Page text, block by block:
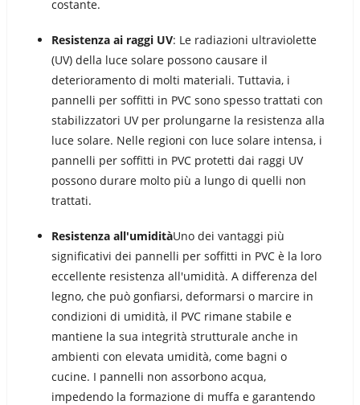
costante.
Resistenza ai raggi UV: Le radiazioni ultraviolette
(UV) della luce solare possono causare il
deterioramento di molti materiali. Tuttavia, i
pannelli per soffitti in PVC sono spesso trattati con
stabilizzatori UV per prolungarne la resistenza alla
luce solare. Nelle regioni con luce solare intensa, i
pannelli per soffitti in PVC protetti dai raggi UV
possono durare molto più a lungo di quelli non
trattati.
Resistenza all'umiditàUno dei vantaggi più
significativi dei pannelli per soffitti in PVC è la loro
eccellente resistenza all'umidità. A differenza del
legno, che può gonfiarsi, deformarsi o marcire in
condizioni di umidità, il PVC rimane stabile e
mantiene la sua integrità strutturale anche in
ambienti con elevata umidità, come bagni o
cucine. I pannelli non assorbono acqua,
impedendo la formazione di muffa e garantendo